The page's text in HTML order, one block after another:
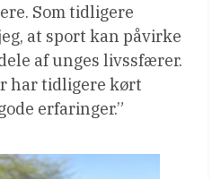
Som tidligere
at sport kan påvirke
af unges livssfærer.
har tidligere kørt
erfaringer.”